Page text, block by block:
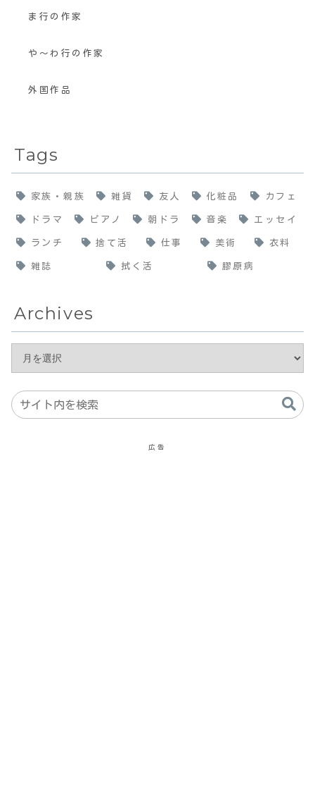
ま行の作家
や〜わ行の作家
外国作品
Tags
家族・親族 雑貨 友人 化粧品 カフェ
ドラマ ピアノ 朝ドラ 音楽 エッセイ
ランチ 捨て活 仕事 美術 衣料
雑誌 拭く活 膠原病
Archives
広告